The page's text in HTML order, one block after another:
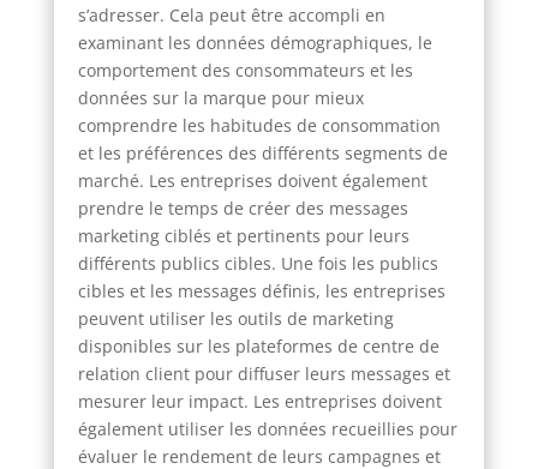
s’adresser. Cela peut être accompli en
examinant les données démographiques, le
comportement des consommateurs et les
données sur la marque pour mieux
comprendre les habitudes de consommation
et les préférences des différents segments de
marché. Les entreprises doivent également
prendre le temps de créer des messages
marketing ciblés et pertinents pour leurs
différents publics cibles. Une fois les publics
cibles et les messages définis, les entreprises
peuvent utiliser les outils de marketing
disponibles sur les plateformes de centre de
relation client pour diffuser leurs messages et
mesurer leur impact. Les entreprises doivent
également utiliser les données recueillies pour
évaluer le rendement de leurs campagnes et